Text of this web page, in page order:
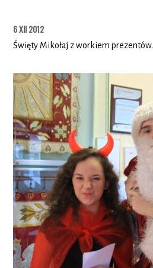
6 XII 2012
Święty Mikołaj z workiem prezentów.